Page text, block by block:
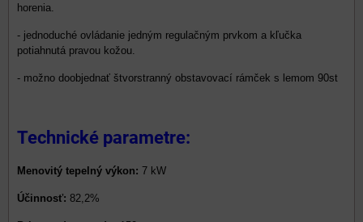
horenia.
- jednoduché ovládanie jedným regulačným prvkom a kľučka
potiahnutá pravou kožou.
- možno doobjednať štvorstranný obstavovací rámček s lemom 90st
Technické parametre:
Menovitý tepelný výkon: 7 kW
Účinnosť: 82,2%